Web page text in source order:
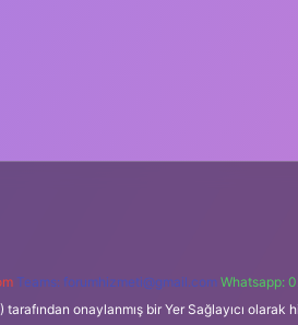
Teams: forumhizmeti@gmail.com Whatsapp:
onaylanmış bir Yer Sağlayıcı